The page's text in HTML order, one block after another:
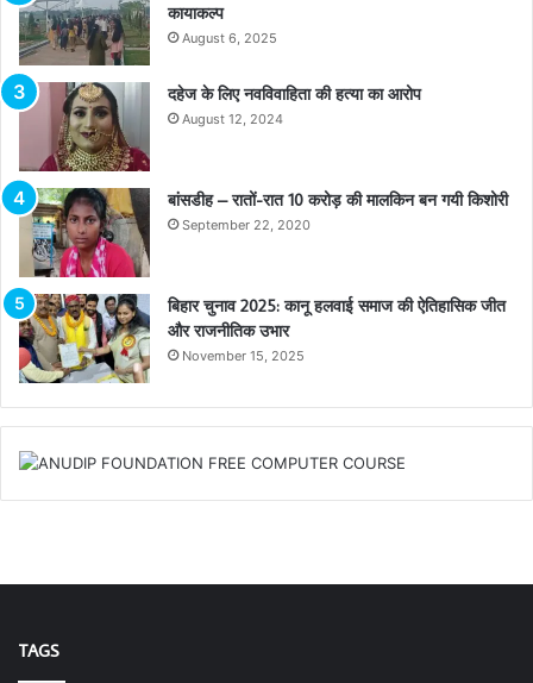
कायाकल्प
August 6, 2025
दहेज के लिए नवविवाहिता की हत्या का आरोप
August 12, 2024
बांसडीह – रातों-रात 10 करोड़ की मालकिन बन गयी किशोरी
September 22, 2020
बिहार चुनाव 2025: कानू हलवाई समाज की ऐतिहासिक जीत
और राजनीतिक उभार
November 15, 2025
TAGS